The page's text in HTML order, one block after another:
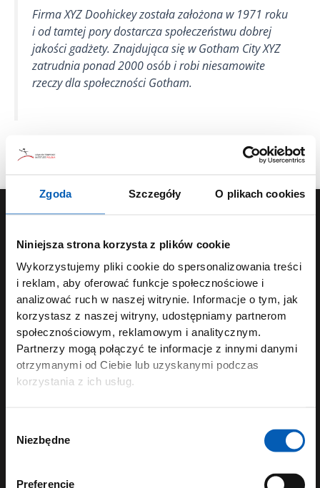
Zgoda Szczegóły O plikach cookies
Niniejsza strona korzysta z plików cookie
Wykorzystujemy pliki cookie do spersonalizowania treści
i reklam, aby oferować funkcje społecznościowe i
analizować ruch w naszej witrynie. Informacje o tym, jak
korzystasz z naszej witryny, udostępniamy partnerom
społecznościowym, reklamowym i analitycznym.
Partnerzy mogą połączyć te informacje z innymi danymi
otrzymanymi od Ciebie lub uzyskanymi podczas
korzystania z ich usług.
zgody
Niezbędne
Preferencje
Firma XYZ Doohickey została założona w 1971 roku
i od tamtej pory dostarcza społeczeństwu dobrej
jakości gadżety. Znajdująca się w Gotham City XYZ
zatrudnia ponad 2000 osób i robi niesamowite
rzeczy dla społeczności Gotham.
Jako nowy użytkownik WordPressa, powinieneś przejść do
swojego kokpitu
aby usunąć tę stronę i stworzyć nowe z
Telefon: 453 053 135
Poniedziałek-Piątek: 8.00 – 16.00
sklep@leanbooks.pl
Dane kontaktowe
Klecińska 123, 54-413 Wrocław
MOJE KONTO
Sprawdź zamówienie